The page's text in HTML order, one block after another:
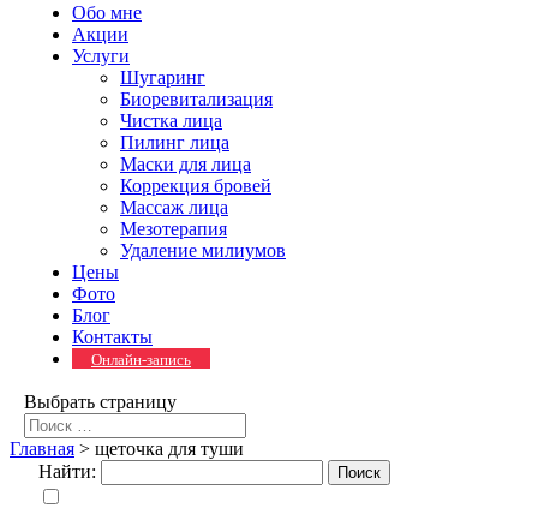
Обо мне
Акции
Услуги
Шугаринг
Биоревитализация
Чистка лица
Пилинг лица
Маски для лица
Коррекция бровей
Массаж лица
Мезотерапия
Удаление милиумов
Цены
Фото
Блог
Контакты
Онлайн-запись
Выбрать страницу
Главная > щеточка для туши
Найти: